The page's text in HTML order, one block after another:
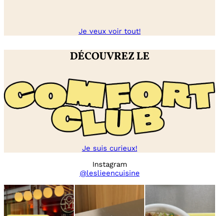
Je veux voir tout!
DÉCOUVREZ LE
Je suis curieux!
Instagram
@leslieencuisine